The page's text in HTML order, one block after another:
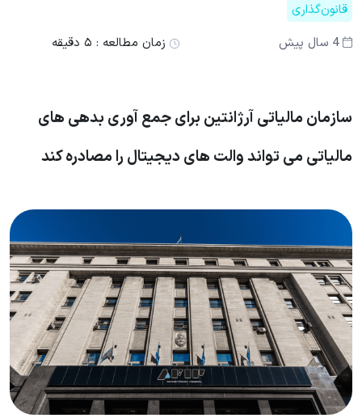
قانون‌گذاری
4 سال پیش
زمان مطالعه : ۵ دقیقه
سازمان مالیاتی آرژانتین برای جمع‌ آوری بدهی‌ های
مالیاتی می‌ تواند والت های دیجیتال را مصادره کند